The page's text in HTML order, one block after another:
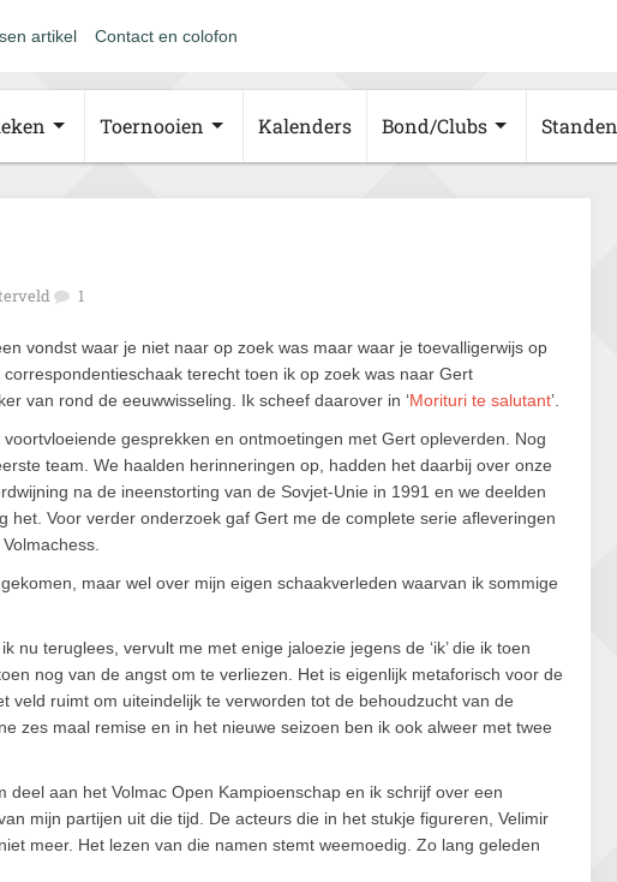
artikel Contact en colofon
Toernooien Kalenders Bond/Clubs Standen
1
vondst waar je niet naar op zoek was maar waar je toevalligerwijs op
terecht toen ik op zoek was naar Gert
van rond de eeuwwisseling. Ik scheef daarover in ‘Morituri te salutant’.
gesprekken en ontmoetingen met Gert opleverden. Nog
team. We haalden herinneringen op, hadden het daarbij over onze
na de ineenstorting van de Sovjet-Unie in 1991 en we deelden
het. Voor verder onderzoek gaf Gert me de complete serie afleveringen
maar wel over mijn eigen schaakverleden waarvan ik sommige
nu teruglees, vervult me met enige jaloezie jegens de ‘ik’ die ik toen
nog van de angst om te verliezen. Het is eigenlijk metaforisch voor de
veld ruimt om uiteindelijk te verworden tot de behoudzucht van de
zes maal remise en in het nieuwe seizoen ben ik ook alweer met twee
aan het Volmac Open Kampioenschap en ik schrijf over een
mijn partijen uit die tijd. De acteurs die in het stukje figureren, Velimir
meer. Het lezen van die namen stemt weemoedig. Zo lang geleden